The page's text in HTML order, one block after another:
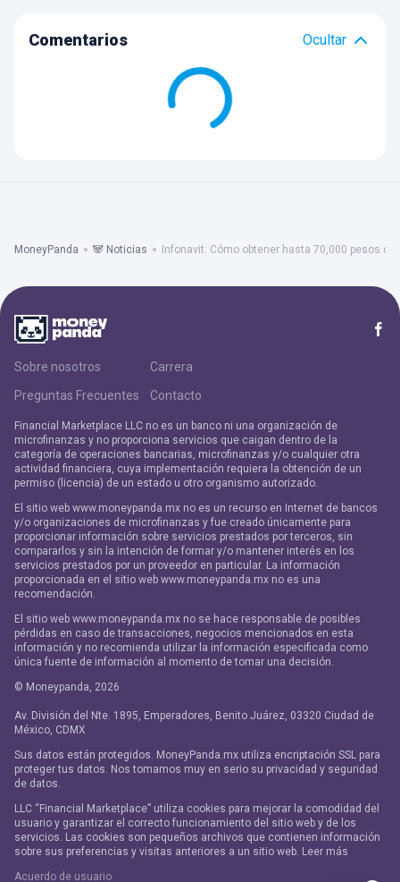
Comentarios Ocultar
MoneyPanda 🐼 Noticias Infonavit: Cómo obtener hasta 70,000 pesos
Sobre nosotros
Carrera
Preguntas Frecuentes
Contacto
Financial Marketplace LLC no es un banco ni una organización de
microfinanzas y no proporciona servicios que caigan dentro de la
categoría de operaciones bancarias, microfinanzas y/o cualquier otra
actividad financiera, cuya implementación requiera la obtención de un
permiso (licencia) de un estado u otro organismo autorizado.
El sitio web www.moneypanda.mx no es un recurso en Internet de bancos
y/o organizaciones de microfinanzas y fue creado únicamente para
proporcionar información sobre servicios prestados por terceros, sin
compararlos y sin la intención de formar y/o mantener interés en los
servicios prestados por un proveedor en particular. La información
proporcionada en el sitio web www.moneypanda.mx no es una
recomendación.
El sitio web www.moneypanda.mx no se hace responsable de posibles
pérdidas en caso de transacciones, negocios mencionados en esta
información y no recomienda utilizar la información especificada como
única fuente de información al momento de tomar una decisión.
© Moneypanda, 2026
Av. División del Nte. 1895, Emperadores, Benito Juárez, 03320 Ciudad de
México, CDMX
Sus datos están protegidos. MoneyPanda.mx utiliza encriptación SSL para
proteger tus datos. Nos tomamos muy en serio su privacidad y seguridad
de datos.
LLC “Financial Marketplace” utiliza cookies para mejorar la comodidad del
usuario y garantizar el correcto funcionamiento del sitio web y de los
servicios. Las cookies son pequeños archivos que contienen información
sobre sus preferencias y visitas anteriores a un sitio web. Leer más
Acuerdo de usuario